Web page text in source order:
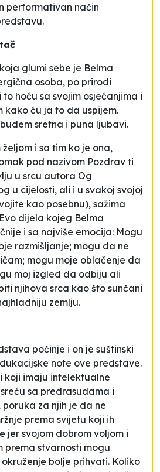
performativan način
.
glumi sebe je Belma
osoba, po prirodi
hoću sa svojim osjećanjima i
kako ću ja to da uspijem.
sretna i puna ljubavi.
i sa tim ko je ona,
pod nazivom Pozdrav ti
u srcu autora Og
u cijelosti, ali i u svakoj svojoj
kao posebnu), sažima
dijela kojeg Belma
i sa najviše emocija: Mogu
razmišljanje; mogu da ne
mogu moje oblačenje da
moj izgled da odbiju ali
njihova srca kao što sunčani
zemlju.
počinje i on je suštinski
note ove predstave.
koji imaju intelektualne
sa predrasudama i
za njih je da ne
prema svijetu koji ih
jer svojom dobrom voljom i
prema stvarnosti mogu
bolje prihvati. Koliko